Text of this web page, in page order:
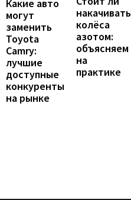
Какие авто
могут
заменить
Toyota
Camry:
лучшие
доступные
конкуренты
на рынке
накачивать
колёса
азотом:
объясняем
на
практике